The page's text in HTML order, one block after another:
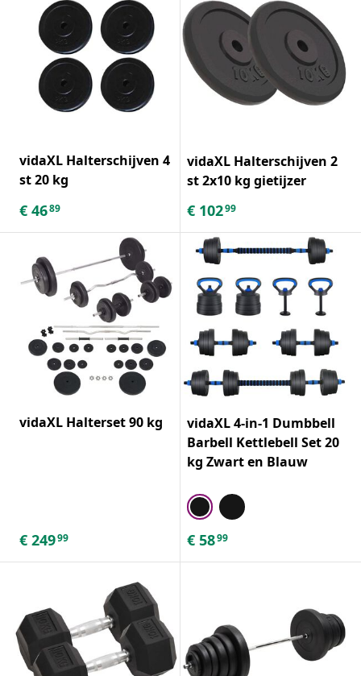
vidaXL Halterschijven 4
st 20 kg
€ 4689
vidaXL Halterschijven 2
st 2x10 kg gietijzer
€ 10299
vidaXL Halterset 90 kg
€ 24999
vidaXL 4-in-1 Dumbbell
Barbell Kettlebell Set 20
kg Zwart en Blauw
€ 5899